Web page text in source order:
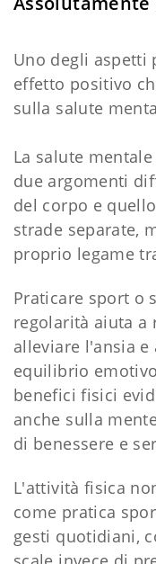
Uno degli
effetto positivo
sulla salute
La salute
due argomenti
del corpo e
strade separate,
proprio legame
Praticare sport o
regolarità aiuta a
alleviare l'ansia
equilibrio
benefici fisici
anche sulla
di benessere e
L'attività fisica
come pratica
gesti quotidiani,